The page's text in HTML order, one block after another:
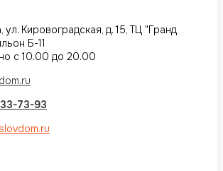
ул. Кировоградская, д. 15, ТЦ "Гранд
Б-11
с 10.00 до 20.00
73-93